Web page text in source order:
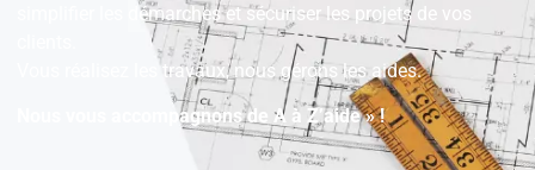
simplifier les démarches et sécuriser les projets de vos
Vous réalisez les travaux, nous gérons les aides.
Nous vous accompagnons de A à Z’aide » !